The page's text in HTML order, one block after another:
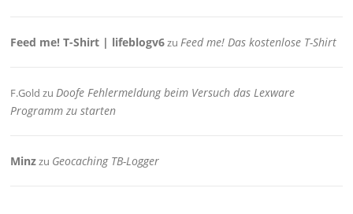
Feed me! T-Shirt | lifeblogv6zuFeed me! Das kostenlose T-Shirt
F.Gold zuDoofe Fehlermeldung beim Versuch das Lexware
Programm zu starten
Minzzu Geocaching TB-Logger